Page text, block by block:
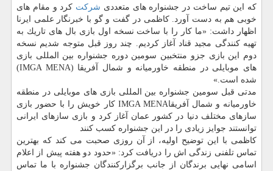
كه این تیم ساخت در جشنواره های متعددی شركت كرد و مقام های
خوبی هم به دست آورد. كاظمی در گفت و گو با خبرنگار علمی ایرنا
اظهار داشت: «ما كار را با ساخت نسخه اول بازی بال های تاریك به
تهیه كنندگی مجید قناد آغاز كردیم. چند روز قبل متوجه شدیم نسخه
دوم این بازی جزو منتخبین سومین دوره جشنواره بین المللی بازی
های موبایلی در منطقه خاورمیانه و شمال آفریقا (IMGA MENA)
شده است.»
مدتی قبل سومین جشنواره بین المللی بازی های موبایلی در منطقه
خاورمیانه و شمال آفریقاIMGA MENA كار خویش را با حضور بازی
سازهای مختلف دنیا در كشور عمان آغاز كرد و بازی سازهای ایرانی
توانستند جوایز زیادی را در این جشنواره كسب كنند
كاظمی با این توضیح اولیه، از آن روزی صحبت می كند كه بهترین
تماس تلفنی زندگی اش را دریافت كرد: «حدود دو هفته پیش از اعلام
اسامی نهایی برندگان از جانب برگزاركنندگان جشنواره با ما تماس